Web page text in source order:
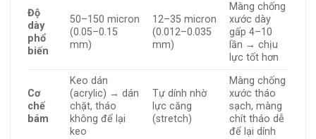
Độ
dày
phổ
biến
50–150 micron
(0.05–0.15
mm)
12–35 micron
(0.012–0.035
mm)
Màng chống
xước dày
gấp 4–10
lần → chịu
lực tốt hơn
Cơ
chế
bám
Keo dán
(acrylic) → dán
chặt, tháo
không để lại
keo
Tự dính nhờ
lực căng
(stretch)
Màng chống
xước tháo
sạch, màng
chít tháo dễ
để lại dính